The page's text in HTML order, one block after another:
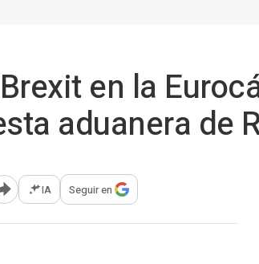
en la
aduanera de
Abrir opciones para compartir
IA Seguir en